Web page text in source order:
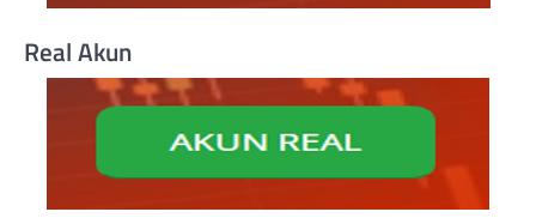
Real Akun